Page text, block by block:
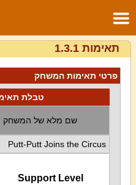
תאימות 1.3.1
פרטי תאימות המשחק
טבלת
שם מלא של המשחק
Putt-Putt Joins the Circus
Support Level